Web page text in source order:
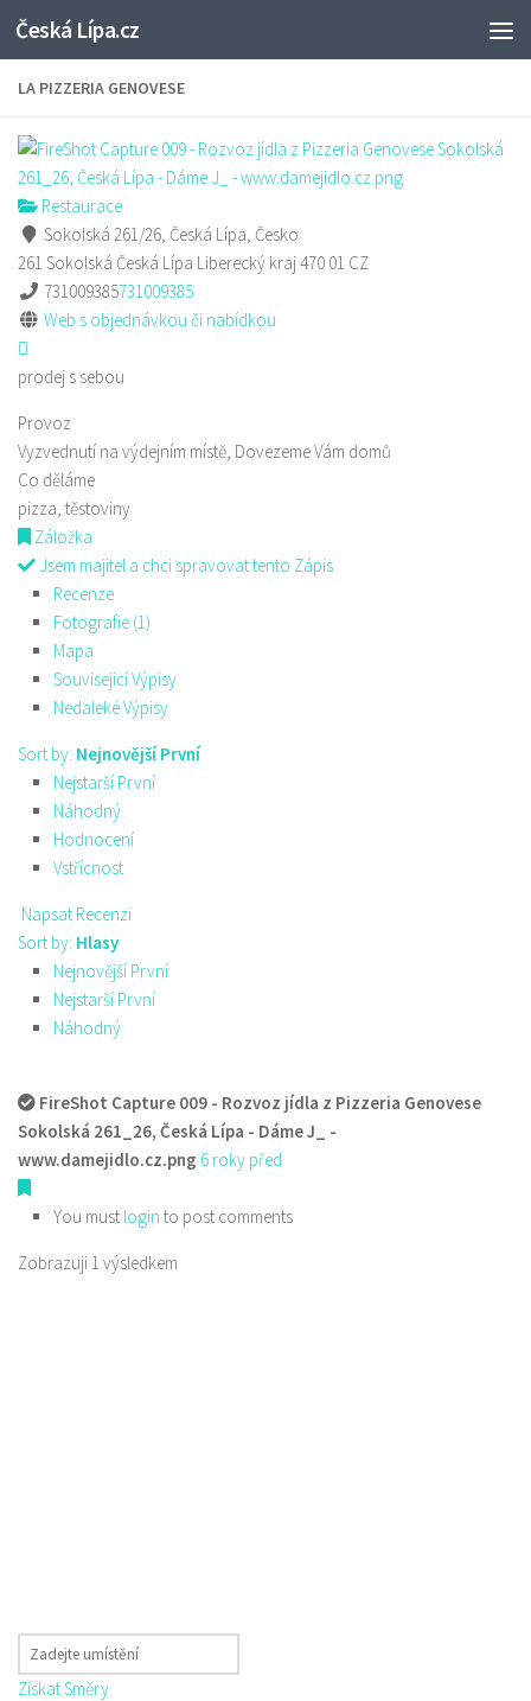
Skip to content
Česká Lípa.cz
LA PIZZERIA GENOVESE
Restaurace
Sokolská 261/26, Česká Lípa, Česko
261 Sokolská Česká Lípa Liberecký kraj470 01 CZ
731009385731009385
Web s objednávkou či nabídkou
prodej s sebou
Provoz
Vyzvednutí na výdejním místě, Dovezeme Vám domů
Co děláme
pizza, těstoviny
Záložka
Jsem majitel a chci spravovat tento Zápis
Recenze
Fotografie (1)
Mapa
Související Výpisy
Nedaleké Výpisy
Sort by: Nejnovější První
Nejstarší První
Náhodný
Hodnocení
Vstřícnost
Napsat Recenzi
Sort by: Hlasy
Nejnovější První
Nejstarší První
Náhodný
FireShot Capture 009 - Rozvoz jídla z Pizzeria Genovese
Sokolská 261_26, Česká Lípa - Dáme J_ -
www.damejidlo.cz.png 6 roky před
You must login to post comments
Zobrazuji 1 výsledkem
Získat Směry